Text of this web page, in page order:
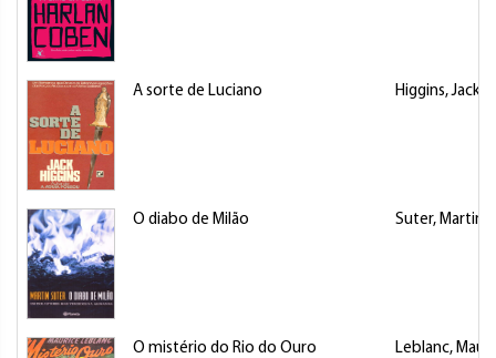
A sorte de Luciano Higgins, Jack
O diabo de Milão Suter, Martin
O mistério do Rio do Ouro Leblanc,